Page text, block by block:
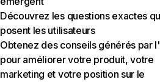
Découvrez les questions exactes
posent les utilisateurs
Obtenez des conseils générés par
pour améliorer votre produit, votre
marketing et votre position sur le